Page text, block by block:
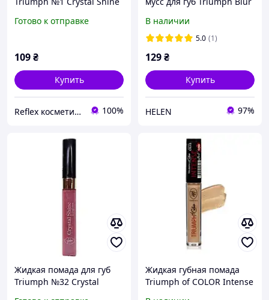
Готово к отправке
109₴
Купить
Reflex косметика и парфюмерия 100%
В наличии
5.0 (1)
129₴
Купить
HELEN 97%
Жидкая помада для губ
Triumph №32 Crystal
Жидкая губная помада
Triumph of COLOR Intense